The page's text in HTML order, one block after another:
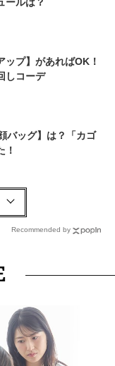
ップ】があればOK！
しコーデ
バッグ】は？「カゴ
！
解？ STORYオシャレ
の【美白アイテム】
プ」で決まる！今ど
Recommended by